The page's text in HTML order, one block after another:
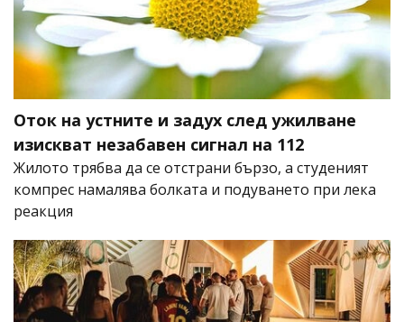
Оток на устните и задух след ужилване
изискват незабавен сигнал на 112
Жилото трябва да се отстрани бързо, а студеният
компрес намалява болката и подуването при лека
реакция